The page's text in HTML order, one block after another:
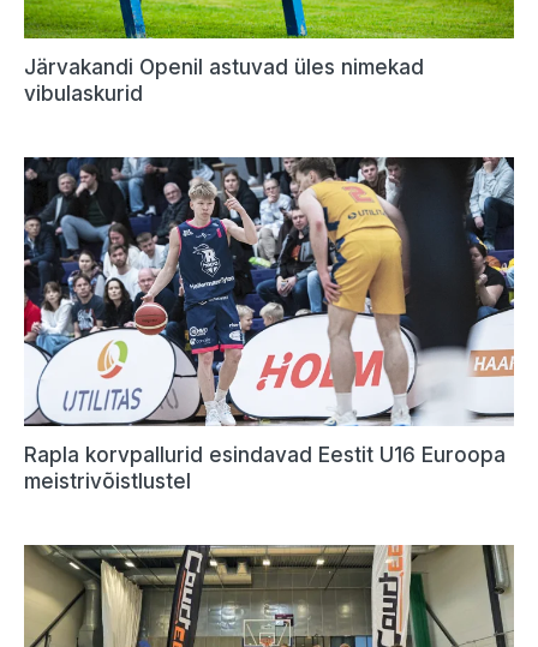
Järvakandi Openil astuvad üles nimekad
vibulaskurid
Rapla korvpallurid esindavad Eestit U16 Euroopa
meistrivõistlustel